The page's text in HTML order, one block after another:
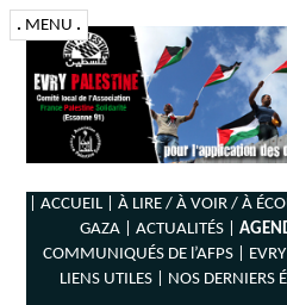
. MENU .
| ACCUEIL | À LIRE / À VOIR / À
GAZA |
ACTUALITÉS |
COMMUNIQUÉS DE l’AFPS |
LIENS UTILES |
NOS DERNIERS